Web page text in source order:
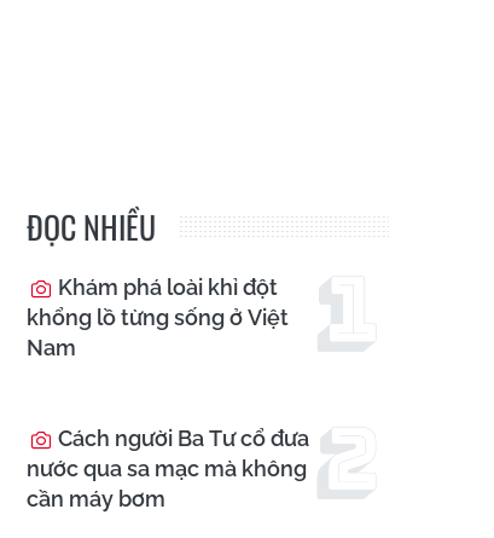
ĐỌC NHIỀU
Khám phá loài khỉ đột
khổng lồ từng sống ở Việt
Nam
Cách người Ba Tư cổ đưa
nước qua sa mạc mà không
cần máy bơm